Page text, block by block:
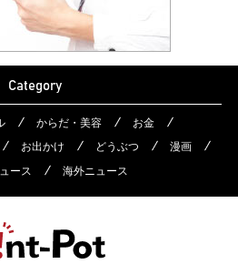
Category
からだ・美容
お金
お出かけ どうぶつ
漫画
ース 海外ニュース